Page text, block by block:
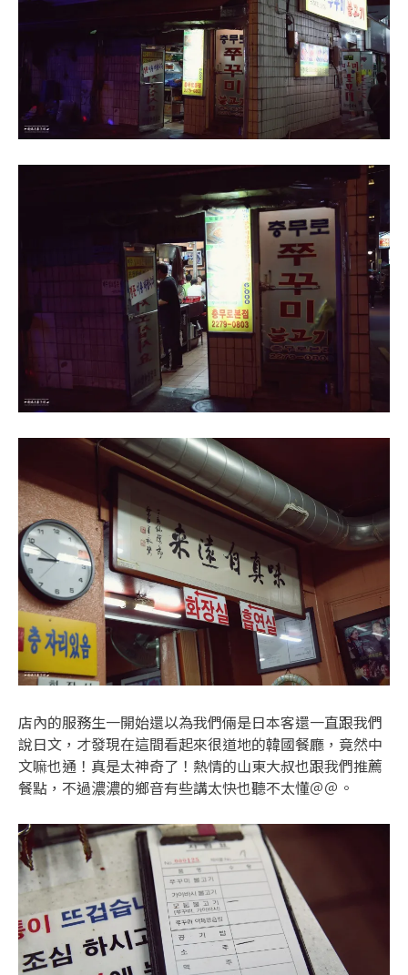
店內的服務生一開始還以為我們倆是日本客還一直跟我們
說日文，才發現在這間看起來很道地的韓國餐廳，竟然中
文嘛也通！真是太神奇了！熱情的山東大叔也跟我們推薦
餐點，不過濃濃的鄉音有些講太快也聽不太懂＠＠。